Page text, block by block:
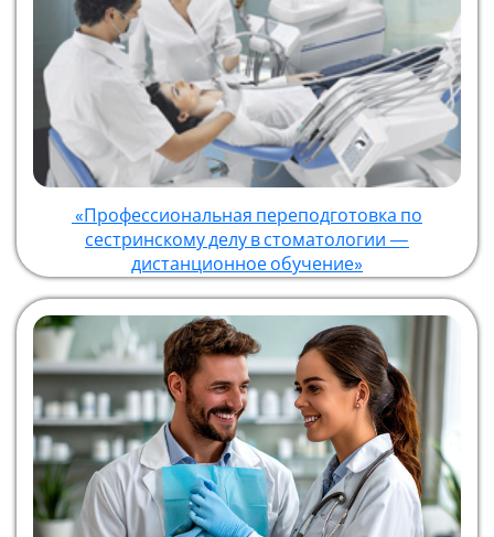
«Профессиональная переподготовка по
сестринскому делу в стоматологии —
дистанционное обучение»